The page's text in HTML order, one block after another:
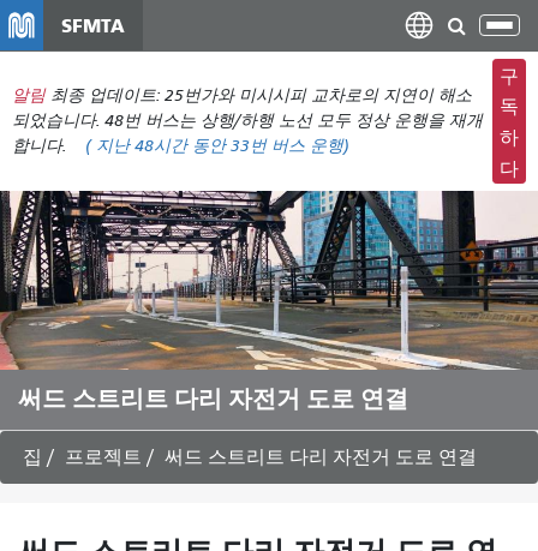
텐
츠
로
건
너
뛰
기
SFMTA
탐
색
메
뉴
전
환
알림 최종 업데이트: 25번가와 미시시피 교차로의 지연이 해소
되었습니다. 48번 버스는 상행/하행 노선 모두 정상 운행을 재개
합니다.
( 지난 48시간 동안33번 버스 운행)
구
독
하
다
써드 스트리트 다리 자전거 도로 연결
집 프로젝트 써드 스트리트 다리 자전거 도로 연결